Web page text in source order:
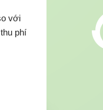
với
phí